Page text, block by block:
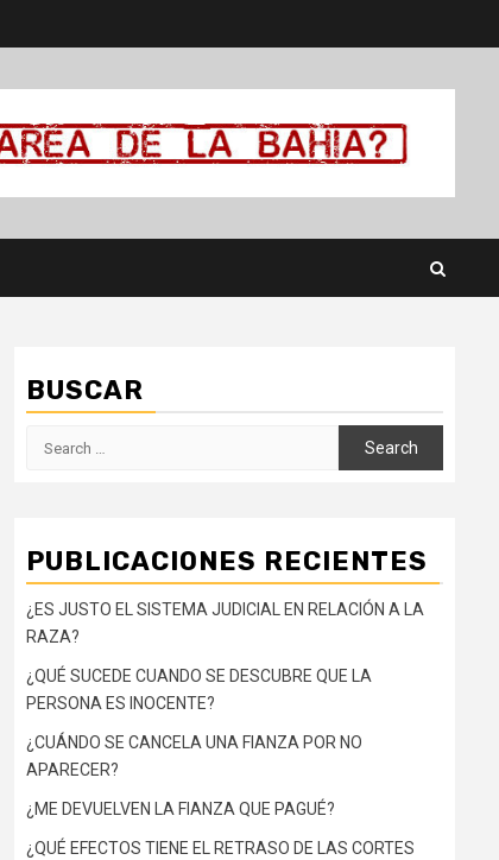
BUSCAR
PUBLICACIONES RECIENTES
¿ES JUSTO EL SISTEMA JUDICIAL EN RELACIÓN A LA
RAZA?
¿QUÉ SUCEDE CUANDO SE DESCUBRE QUE LA
PERSONA ES INOCENTE?
¿CUÁNDO SE CANCELA UNA FIANZA POR NO
APARECER?
¿ME DEVUELVEN LA FIANZA QUE PAGUÉ?
¿QUÉ EFECTOS TIENE EL RETRASO DE LAS CORTES